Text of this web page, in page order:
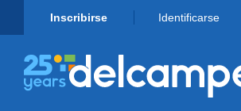
Inscribirse Identificarse